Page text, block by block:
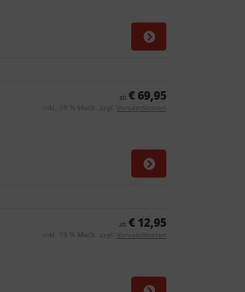
ab € 69,95
inkl. 19 % MwSt. zzgl. Versandkosten
ab € 12,95
inkl. 19 % MwSt. zzgl. Versandkosten